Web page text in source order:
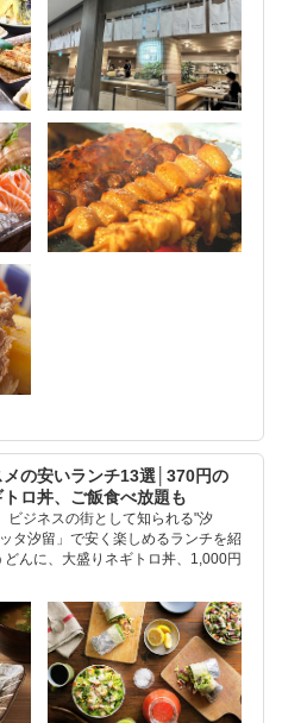
の安いランチ13選│370円の
ロ丼、ご飯食べ放題も
ビジネスの街として知られる"汐
タ汐留」で安く楽しめるランチを紹
んに、大盛りネギトロ丼、1,000円